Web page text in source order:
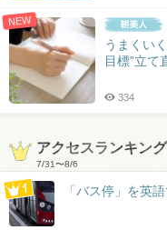
NEW
うまくい
目標”立て
334
アクセスランキング
7/31〜8/6
「バス停」を英